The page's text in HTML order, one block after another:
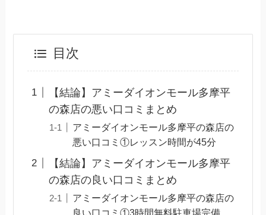
目次
【結論】アミーダイオンモール多摩平
の森店の悪い口コミまとめ
アミーダイオンモール多摩平の森店の
悪い口コミ①レッスン時間が45分
【結論】アミーダイオンモール多摩平
の森店の良い口コミまとめ
アミーダイオンモール多摩平の森店の
良い口コミ①3時間無料駐車場完備